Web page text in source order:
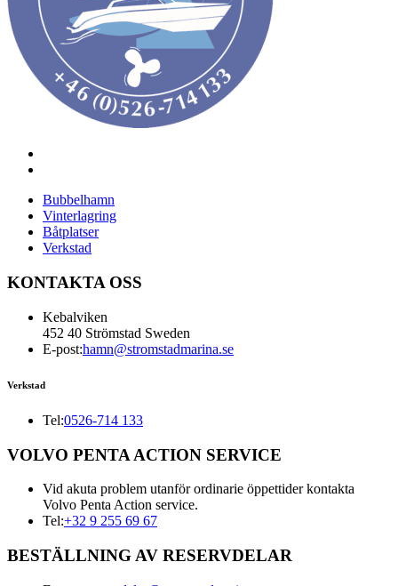
Bubbelhamn
Vinterlagring
Båtplatser
Verkstad
KONTAKTA OSS
Kebalviken
452 40 Strömstad Sweden
E-post:hamn@stromstadmarina.se
Verkstad
Tel:0526-714 133
VOLVO PENTA ACTION SERVICE
Vid akuta problem utanför ordinarie öppettider kontakta
Volvo Penta Action service.
Tel:+32 9 255 69 67
BESTÄLLNING AV RESERVDELAR